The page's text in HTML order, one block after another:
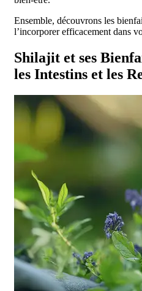
Ensemble, découvrons les
l’incorporer efficacement dans
Shilajit et ses
les Intestins et les